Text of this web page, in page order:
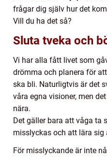
frågar dig själv hur det
Vill du ha det så?
Sluta tveka och
Vi har alla fått livet som
drömma och planera för
ska bli. Naturligtvis är det
våra egna visioner, men
nära.
Det gäller bara att våga ta
misslyckas och att lära sig
För misslyckande är inte